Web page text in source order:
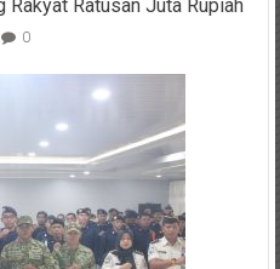
Ratusan Juta Rupiah
0